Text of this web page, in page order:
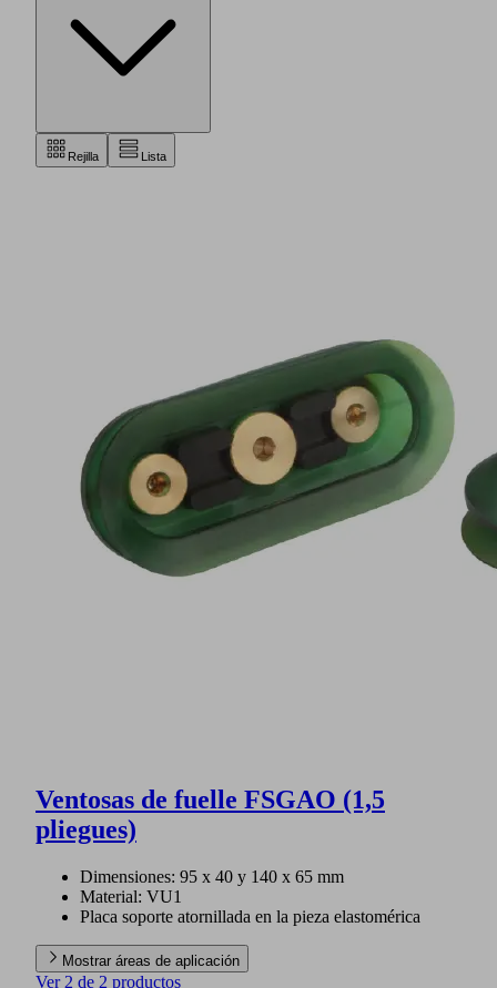
Rejilla Lista
Ventosas de fuelle FSGAO (1,5
pliegues)
Dimensiones: 95 x 40 y 140 x 65 mm
Material: VU1
Placa soporte atornillada en la pieza elastomérica
Mostrar áreas de aplicación
Ver 2 de 2 productos